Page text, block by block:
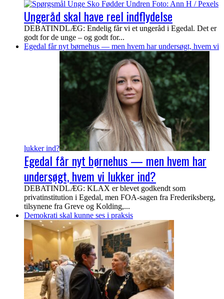
Ungeråd skal have reel indflydelse
DEBATINDLÆG: Endelig får vi et ungeråd i Egedal. Det er
godt for de unge – og godt for...
Egedal får nyt børnehus — men hvem har undersøgt, hvem vi
lukker ind?
Egedal får nyt børnehus — men hvem har
undersøgt, hvem vi lukker ind?
DEBATINDLÆG: KLAX er blevet godkendt som
privatinstitution i Egedal, men FOA-sagen fra Frederiksberg,
tilsynene fra Greve og Kolding,...
Demokrati skal kunne ses i praksis